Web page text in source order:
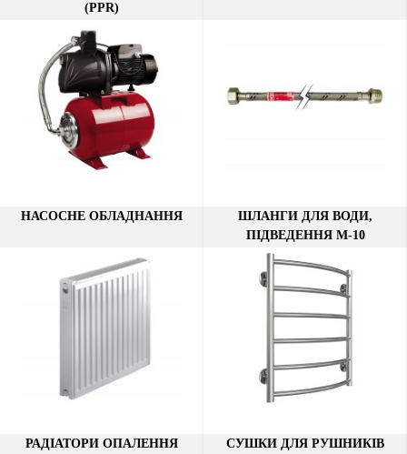
(PPR)
НАСОСНЕ ОБЛАДНАННЯ
ШЛАНГИ ДЛЯ ВОДИ,
ПІДВЕДЕННЯ М-10
РАДІАТОРИ ОПАЛЕННЯ СУШКИ ДЛЯ РУШНИКІВ